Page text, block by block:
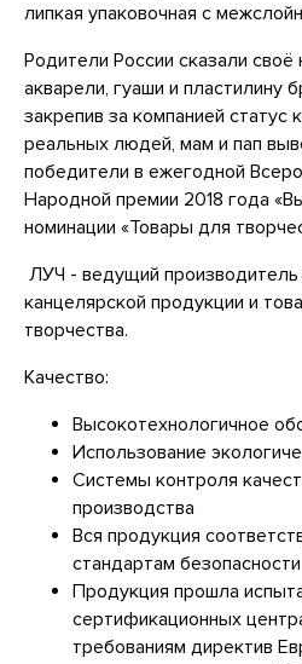
липкая упаковочная с
Родители России сказали
акварели, гуаши и пластилину
закрепив за компанией статус
реальных людей, мам и пап
победители в ежегодной
Народной премии 2018 года
номинации «Товары для
ЛУЧ - ведущий производитель
канцелярской продукции и
творчества.
Качество:
Высокотехнологичное
Использование
Системы контроля
производства
Вся продукция
стандартам безопасности
Продукция прошла
сертификационных
требованиям директив